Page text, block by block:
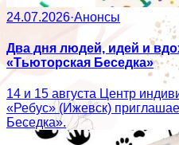
24.07.2026·Анонсы
Два дня людей, идей и
«Тьюторская Беседка»
14 и 15 августа Центр
«Ребус» (Ижевск)
Беседка».